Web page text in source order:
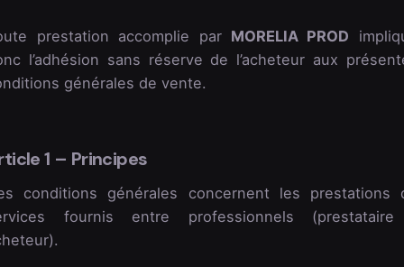
prestation accomplie par MORELIA PROD
l’adhésion sans réserve de l’acheteur aux
générales de vente.
1 – Principes
conditions générales concernent les prestations
fournis entre professionnels